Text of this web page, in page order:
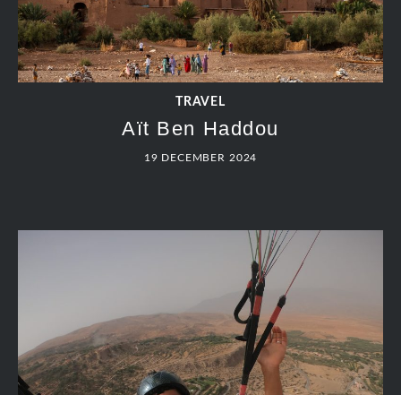
TRAVEL
Aït Ben Haddou
19 DECEMBER 2024